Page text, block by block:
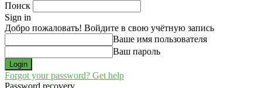
Поиск
Sign in
Добро пожаловать! Войдите в свою учётную запись
Ваше имя пользователя
Ваш пароль
Forgot your password? Get help
Password recovery